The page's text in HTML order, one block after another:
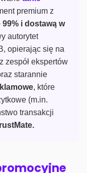
premium z
i dostawą w
autorytet
opierając się na
zespół ekspertów
starannie
, które
(m.in.
transakcji